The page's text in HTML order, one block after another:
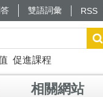
雙語詞彙 RSS
促進課程
相關網站